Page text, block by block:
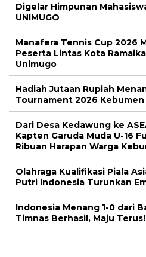
Digelar Himpunan
UNIMUGO
Manafera Tennis Cup 2026
Peserta Lintas Kota
Unimugo
Hadiah Jutaan Rupiah
Tournament 2026 Kebumen
Dari Desa Kedawung ke
Kapten Garuda Muda U-16
Ribuan Harapan Warga
Olahraga Kualifikasi Piala
Putri Indonesia Turunkan
Indonesia Menang 1-0 dari
Timnas Berhasil, Maju Terus!